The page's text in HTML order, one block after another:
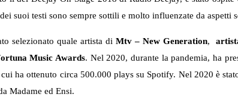
suoi testi sono sempre sottili e molto influenzate da aspetti
selezionato quale artista diMtv – New Generation,
Music Awards. Nel 2020, durante la pandemia, ha
ha ottenuto circa 500.000 plays su Spotify. Nel 2020 è
Madame ed Ensi.